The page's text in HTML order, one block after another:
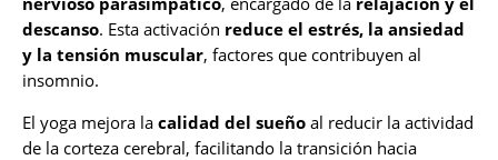
descanso. Esta activación reduce el estrés, la ansiedad
y la tensión muscular, factores que contribuyen al
insomnio.
El yoga mejora la calidad del sueño al reducir la actividad
de la corteza cerebral, facilitando la transición hacia